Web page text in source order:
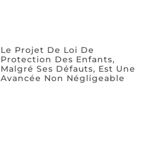
Le Projet De Loi De
Protection Des Enfants,
Malgré Ses Défauts, Est Une
Avancée Non Négligeable